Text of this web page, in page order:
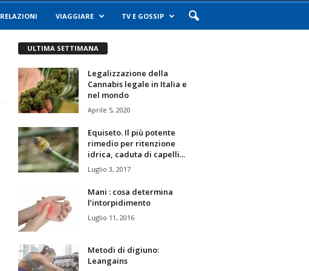
RELAZIONI VIAGGIARE TV E GOSSIP
ULTIMA SETTIMANA
Legalizzazione della
Cannabis legale in Italia e
nel mondo
Aprile 5, 2020
Equiseto. Il più potente
rimedio per ritenzione
idrica, caduta di capelli...
Luglio 3, 2017
Mani : cosa determina
l’intorpidimento
Luglio 11, 2016
Metodi di digiuno:
Leangains